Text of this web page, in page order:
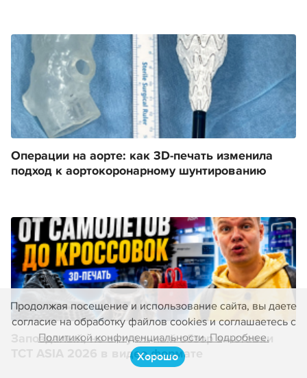
Продолжая посещение и использование сайта, вы даете
согласие на обработку файлов cookies и соглашаетесь с
Политикой конфиденциальности. Подробнее.
Хорошо
Операции на аорте: как 3D-печать изменила
подход к аортокоронарному шунтированию
Запоздалый, но актуальный обзор выставки
TCT ASIA 2026 в видео формате